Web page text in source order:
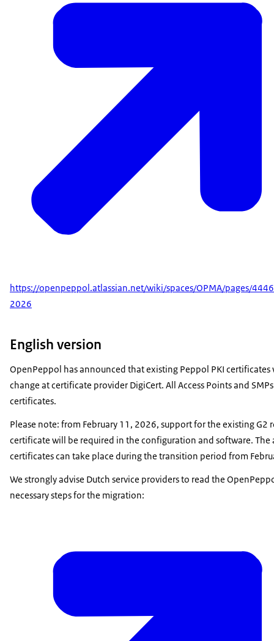
https://openpeppol.atlassian.net/wiki/spaces/OPMA/pages/
2026
English version
OpenPeppol has announced that existing Peppol PKI
change at certificate provider DigiCert. All Access Points and
certificates.
Please note: from February 11, 2026, support for the existing G2
certificate will be required in the configuration and software.
certificates can take place during the transition period from
We strongly advise Dutch service providers to read the
necessary steps for the migration: